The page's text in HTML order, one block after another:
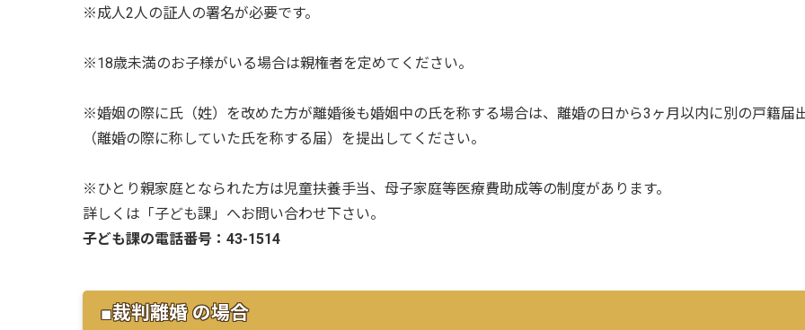
※成人2人の証人の署名が必要です。
※18歳未満のお子様がいる場合は親権者を定めてください。
※婚姻の際に氏（姓）を改めた方が離婚後も婚姻中の氏を称する場合は、離婚の日から3ヶ月以内に別の戸籍届
（離婚の際に称していた氏を称する届）を提出してください。
※ひとり親家庭となられた方は児童扶養手当、母子家庭等医療費助成等の制度があります。
詳しくは「子ども課」へお問い合わせ下さい。
子ども課の電話番号：43-1514
■裁判離婚 の場合